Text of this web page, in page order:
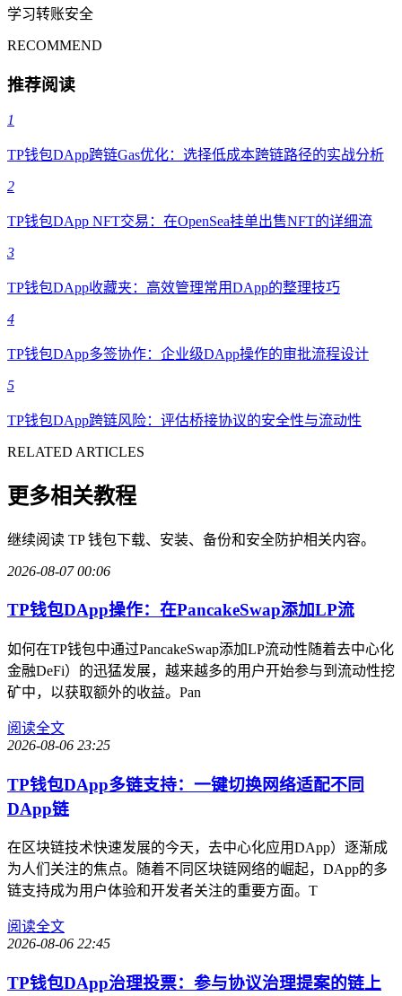
学习转账安全
RECOMMEND
推荐阅读
1
TP钱包DApp跨链Gas优化：选择低成本跨链路径的实战分析
2
TP钱包DApp NFT交易：在OpenSea挂单出售NFT的详细流
3
TP钱包DApp收藏夹：高效管理常用DApp的整理技巧
4
TP钱包DApp多签协作：企业级DApp操作的审批流程设计
5
TP钱包DApp跨链风险：评估桥接协议的安全性与流动性
RELATED ARTICLES
更多相关教程
继续阅读 TP 钱包下载、安装、备份和安全防护相关内容。
2026-08-07 00:06
TP钱包DApp操作：在PancakeSwap添加LP流
如何在TP钱包中通过PancakeSwap添加LP流动性随着去中心化
金融DeFi）的迅猛发展，越来越多的用户开始参与到流动性挖
矿中，以获取额外的收益。Pan
阅读全文
2026-08-06 23:25
TP钱包DApp多链支持：一键切换网络适配不同
DApp链
在区块链技术快速发展的今天，去中心化应用DApp）逐渐成
为人们关注的焦点。随着不同区块链网络的崛起，DApp的多
链支持成为用户体验和开发者关注的重要方面。T
阅读全文
2026-08-06 22:45
TP钱包DApp治理投票：参与协议治理提案的链上